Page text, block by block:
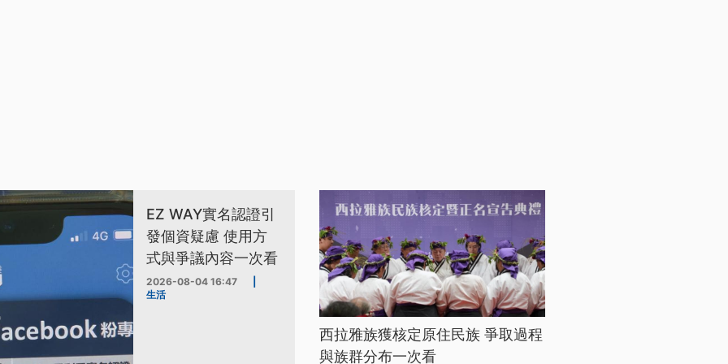
EZ WAY實名認證引
發個資疑慮 使用方
式與爭議內容一次看
2026-08-04 16:47
生活
西拉雅族獲核定原住民族 爭取過程
與族群分布一次看